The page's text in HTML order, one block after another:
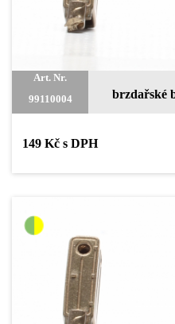
Art. Nr.
99110004
brzdařské
149 Kč s DPH